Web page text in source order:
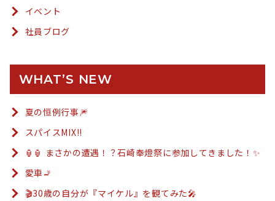
イベント
社員ブログ
WHAT’S NEW
夏の恒例行事🎆
スパイスMIX!!
🏮🏮 まさかの遭遇！？石崎奉燈祭に参加してきました！✨
愛車🚬
🎬30歳の自分が『マイケル』を観てみた🎤